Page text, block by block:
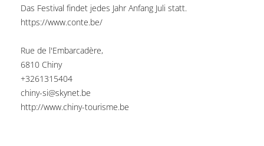
Das Festival findet jedes Jahr Anfang Juli statt.
https://www.conte.be/
Rue de l'Embarcadère,
6810 Chiny
+3261315404
chiny-si@skynet.be
http://www.chiny-tourisme.be